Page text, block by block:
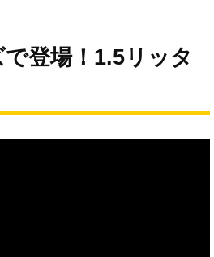
登場！1.5リッタ